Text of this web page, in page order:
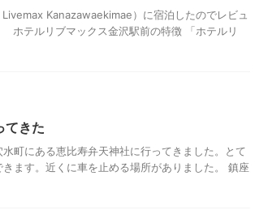
Kanazawaekimae）に宿泊したのでレビュ
ホテルリブマックス金沢駅前の特徴 「ホテルリ
てきた
町にある恵比寿弁天神社に行ってきました。とて
ます。近くに車を止める場所がありました。 鎮座